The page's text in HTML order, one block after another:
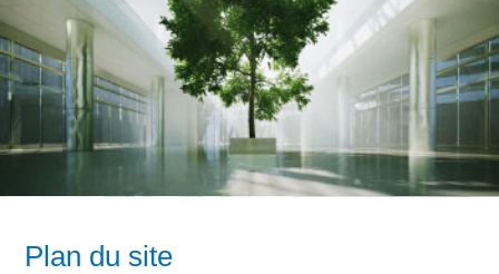
Plan du site